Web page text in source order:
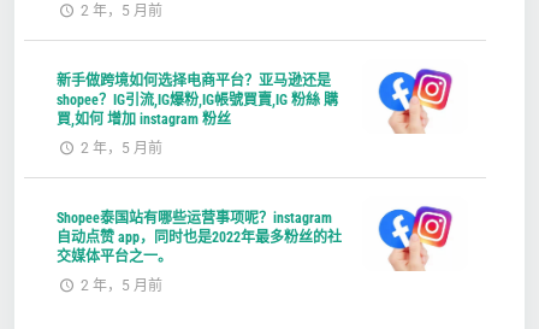
2 年，5 月前
新手做跨境如何选择电商平台？亚马逊还是
shopee？IG引流,IG爆粉,IG帳號買賣,IG 粉絲 購
買,如何 增加 instagram 粉丝
2 年，5 月前
Shopee泰国站有哪些运营事项呢？instagram
自动点赞 app，同时也是2022年最多粉丝的社
交媒体平台之一。
2 年，5 月前